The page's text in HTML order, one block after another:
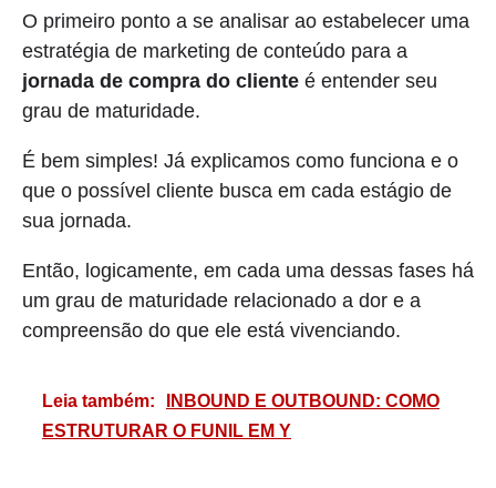
O primeiro ponto a se analisar ao estabelecer uma
estratégia de marketing de conteúdo para a
jornada de compra do cliente é entender seu
grau de maturidade.
É bem simples! Já explicamos como funciona e o
que o possível cliente busca em cada estágio de
sua jornada.
Então, logicamente, em cada uma dessas fases há
um grau de maturidade relacionado a dor e a
compreensão do que ele está vivenciando.
Leia também:
INBOUND E OUTBOUND: COMO
ESTRUTURAR O FUNIL EM Y